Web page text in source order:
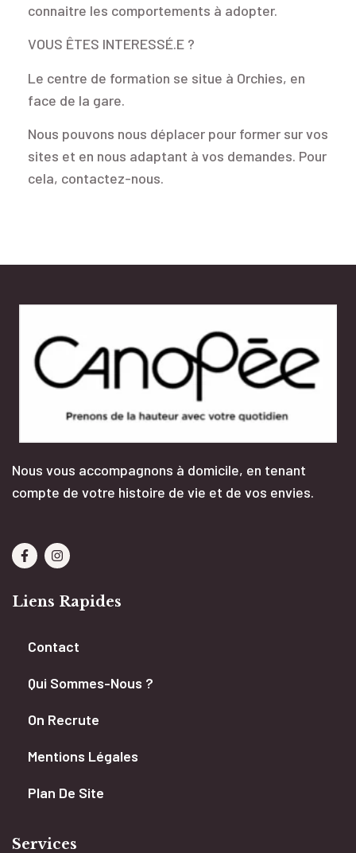
connaitre les comportements à adopter.
VOUS ÊTES INTERESSÉ.E ?
Le centre de formation se situe à Orchies, en
face de la gare.
Nous pouvons nous déplacer pour former sur vos
sites et en nous adaptant à vos demandes. Pour
cela, contactez-nous.
Nous vous accompagnons à domicile, en tenant
compte de votre histoire de vie et de vos envies.
Liens Rapides
Contact
Qui Sommes-Nous ?
On Recrute
Mentions Légales
Plan De Site
Services